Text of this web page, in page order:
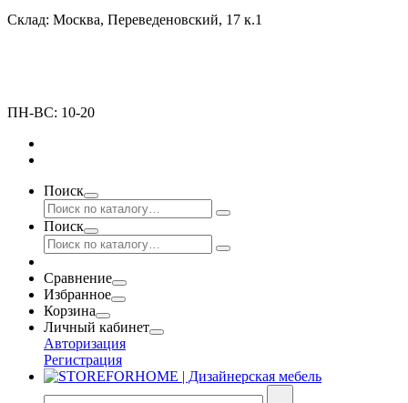
Склад: Москва, Переведеновский, 17 к.1
ПН-ВС: 10-20
Поиск
Поиск
Сравнение
Избранное
Корзина
Личный кабинет
Авторизация
Регистрация